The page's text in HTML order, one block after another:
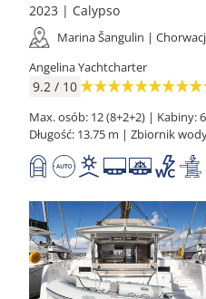
2023 | Calypso
Marina Šangulin |
Angelina Yachtcharter
9.2 / 10
Max. osób: 12 (8+2+2) | Kabiny:
Długość: 13.75 m | Zbiornik